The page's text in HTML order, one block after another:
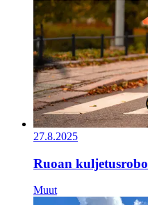
27.8.2025
Ruoan
Muut